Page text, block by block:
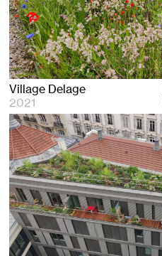
Village Delage
2021